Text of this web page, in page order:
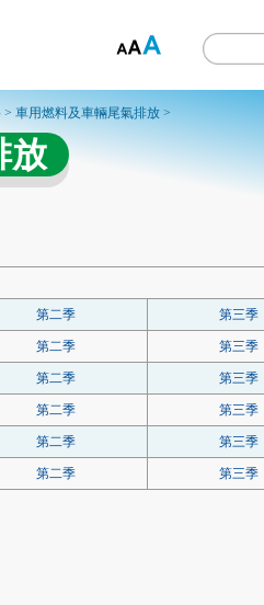
>車用燃料及車輛尾氣排放 >
放
第二季 第三季
第二季 第三季
第二季 第三季
第二季 第三季
第二季 第三季
第二季 第三季